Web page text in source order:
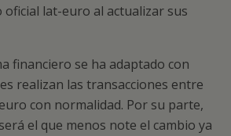
oficial lat-euro al actualizar sus
financiero se ha adaptado con
realizan las transacciones entre
con normalidad. Por su parte,
el que menos note el cambio ya